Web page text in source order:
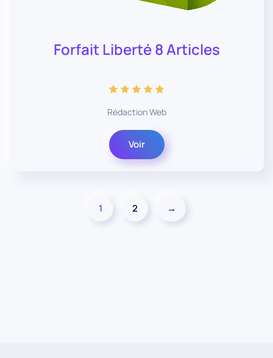
Forfait Liberté 8 Articles
Rédaction Web
Voir
1 2 →